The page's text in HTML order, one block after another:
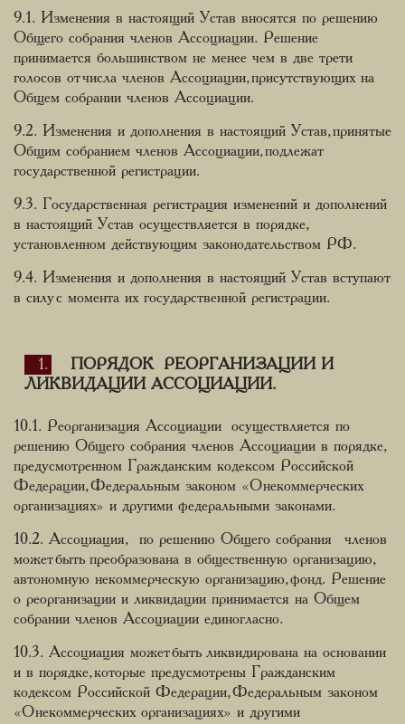
9.1. Изменения в настоящий Устав вносятся по решению
Общего собрания членов Ассоциации. Решение
принимается большинством не менее чем в две трети
голосов от числа членов Ассоциации, присутствующих на
Общем собрании членов Ассоциации.
9.2. Изменения и дополнения в настоящий Устав, принятые
Общим собранием членов Ассоциации, подлежат
государственной регистрации.
9.3. Государственная регистрация изменений и дополнений
в настоящий Устав осуществляется в порядке,
установленном действующим законодательством РФ.
9.4. Изменения и дополнения в настоящий Устав вступают
в силу с момента их государственной регистрации.
ПОРЯДОК РЕОРГАНИЗАЦИИ И
ЛИКВИДАЦИИ АССОЦИАЦИИ.
10.1. Реорганизация Ассоциации осуществляется по
решению Общего собрания членов Ассоциации в порядке,
предусмотренном Гражданским кодексом Российской
Федерации, Федеральным законом «О некоммерческих
организациях» и другими федеральными законами.
10.2. Ассоциация, по решению Общего собрания членов
может быть преобразована в общественную организацию,
автономную некоммерческую организацию, фонд. Решение
о реорганизации и ликвидации принимается на Общем
собрании членов Ассоциации единогласно.
10.3. Ассоциация может быть ликвидирована на основании
и в порядке, которые предусмотрены Гражданским
кодексом Российской Федерации, Федеральным законом
«О некоммерческих организациях» и другими